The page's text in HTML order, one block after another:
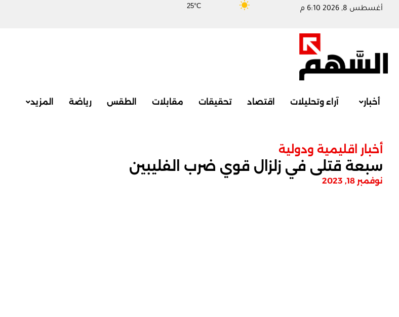
25°C أغسطس 8, 2026 6:10 م
أخبار آراء وتحليلات اقتصاد تحقيقات مقابلات الطقس رياضة المزيد
أخبار اقليمية ودولية
سبعة قتلى في زلزال قوي ضرب الفليبين
نوفمبر 18, 2023